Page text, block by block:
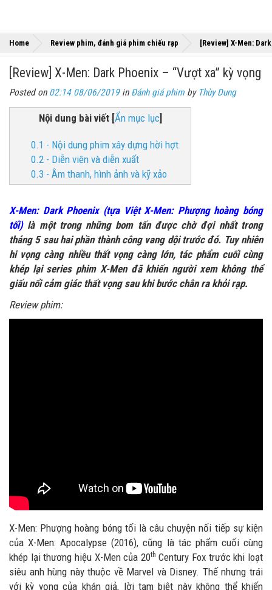
Home Review phim, đánh giá phim chiếu rạp [Review] X-Men:
[Review] X-Men: Dark Phoenix – “Vượt xa” kỳ vọng
Posted on 02:14 08/06/2019in Đánh giá phim by Thùy Dung
Nội dung bài viết[Ẩn mục lục]
0.1 - Nội dung phim xây dựng hời hợt
0.2 - Diễn viên và diễn xuất
0.3 - Âm thanh, hình ảnh và kỹ xảo
X-Men: Dark Phoenix (tựa Việt X-Men: Phượng hoàng bóng
tối)là một trong những bom tấn được chờ đợi nhất trong
tháng 5 sau hai phần thành công vang dội trước đó. Tuy nhiên
hi vọng càng nhiều thất vọng càng lớn, tác phẩm cuối cùng
khép lại series phim X-Men đã khiến người xem không thể
giấu nổi cảm giác thất vọng sau khi bước chân ra khỏi rạp.
Review phim:
X-Men: Phượng hoàng bóng tối là câu chuyện nối tiếp sự kiện
của X-Men: Apocalypse (2016), cũng là tác phẩm cuối cùng
khép lại thương hiệu X-Men của 20th Century Fox trước khi loạt
siêu anh hùng này thuộc về Marvel và Disney. Thế nhưng trái
với kỳ vọng của khán giả, lời tạm biệt này không thể khiến